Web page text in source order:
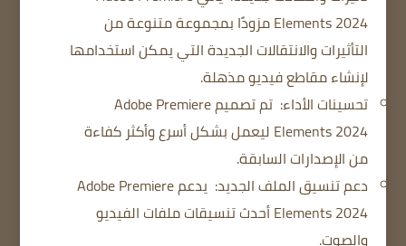
Elements 2024 مزودًا بمجموعة متنوعة من
التأثيرات والانتقالات الجديدة التي يمكن استخدامها
لإنشاء مقاطع فيديو مذهلة.
تحسينات الأداء:
تم تصميم Adobe Premiere
Elements 2024 ليعمل بشكل أسرع وأكثر كفاءة
من الإصدارات السابقة.
دعم تنسيق الملف الجديد:
يدعم Adobe Premiere
Elements 2024 أحدث تنسيقات ملفات الفيديو
والصوت.